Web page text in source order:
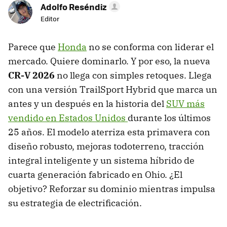
Adolfo Reséndiz
Editor
Parece que Honda no se conforma con liderar el
mercado. Quiere dominarlo. Y por eso, la nueva
CR-V 2026 no llega con simples retoques. Llega
con una versión TrailSport Hybrid que marca un
antes y un después en la historia del SUV más
vendido en Estados Unidos durante los últimos
25 años. El modelo aterriza esta primavera con
diseño robusto, mejoras todoterreno, tracción
integral inteligente y un sistema híbrido de
cuarta generación fabricado en Ohio. ¿El
objetivo? Reforzar su dominio mientras impulsa
su estrategia de electrificación.